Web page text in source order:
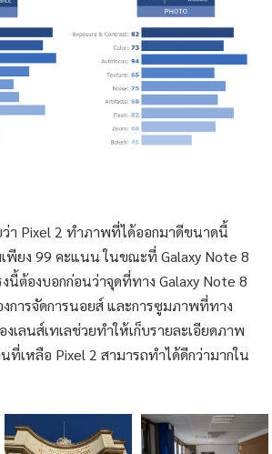
า Pixel 2 ทำภาพที่ได้ออกมาดีขนาดนี้
พียง 99 คะแนน ในขณะที่ Galaxy Note 8
นี้ต้องบอกก่อนว่าจุดที่ทาง Galaxy Note 8
งการจัดการนอยส์ และการซูมภาพที่ทาง
เลนส์เทเลช่วยทำให้เก็บรายละเอียดภาพ
ที่เหลือ Pixel 2 สามารถทำได้ดีกว่ามากใน